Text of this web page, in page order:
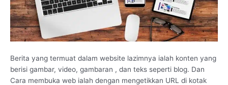
Berita yang termuat dalam website lazimnya ialah konten yang
berisi gambar, video, gambaran , dan teks seperti blog. Dan
Cara membuka web ialah dengan mengetikkan URL di kotak